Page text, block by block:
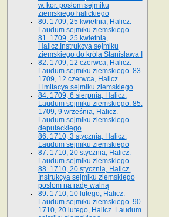
w. kor. posłom sejmiku
ziemskiego halickiego
80. 1709, 25 kwietnia, Halicz.
Laudum sejmiku ziemskiego
81. 1709, 25 kwietnia,
Halicz.Instrukcya sejmiku
ziemskiego do króla Stanisława I
82. 1709, 12 czerwca, Halicz.
Laudum sejmiku ziemskiego. 83.
1709, 12 czerwca, Halicz.
Limitacya sejmiku ziemskiego
84. 1709, 6 sierpnia, Halicz.
Laudum sejmiku ziemskiego. 85.
1709, 9 września, Halicz.
Laudum sejmiku ziemskiego
deputackiego
86. 1710, 3 stycznia, Halicz.
Laudum sejmiku ziemskiego
87. 1710, 20 stycznia, Halicz.
Laudum sejmiku ziemskiego
88. 1710, 20 stycznia, Halicz.
Instrukcya sejmiku ziemskiego
posłom na radę walną
89. 1710, 10 lutego, Halicz.
Laudum sejmiku ziemskiego. 90.
1710, 20 lutego, Halicz. Laudum